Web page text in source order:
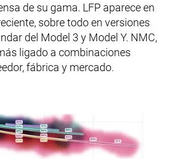
de su gama. LFP aparece en
sobre todo en versiones
del Model 3 y Model Y. NMC,
ligado a combinaciones
fábrica y mercado.